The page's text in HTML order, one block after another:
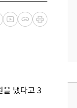
을 냈다고 3